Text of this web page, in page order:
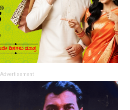
Advertisement